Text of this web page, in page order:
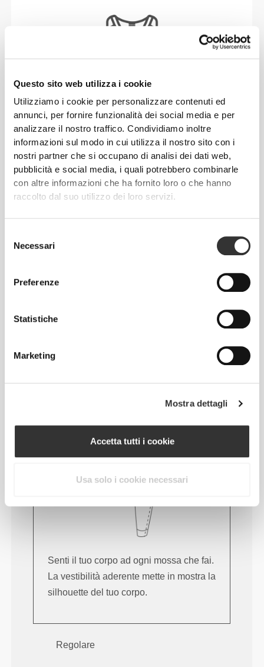
Questo sito web utilizza i cookie
Utilizziamo i cookie per personalizzare contenuti ed
annunci, per fornire funzionalità dei social media e per
analizzare il nostro traffico. Condividiamo inoltre
informazioni sul modo in cui utilizza il nostro sito con i
nostri partner che si occupano di analisi dei dati web,
pubblicità e social media, i quali potrebbero combinarle
con altre informazioni che ha fornito loro o che hanno
raccolto dal suo utilizzo dei loro servizi.
delNecessari
Preferenze
Statistiche
Marketing
Mostra dettagli
Accetta tutti i cookie
Usa solo i cookie necessari
Senza etichetta cucita
Il nostro abbigliamento è sinonimo di comodità.
Abbiamo abbracciato una filosofia che rimane
impressa sui vestiti: senza cuciture! Senza etichette
cucite, indossare le nostre creazioni diventa un
piacere, perché non causano irritazioni alla pelle.
CONSIGLI PER LE TAGLIE
Aderente
Senti il tuo corpo ad ogni mossa che fai.
La vestibilità aderente mette in mostra la
silhouette del tuo corpo.
Regolare